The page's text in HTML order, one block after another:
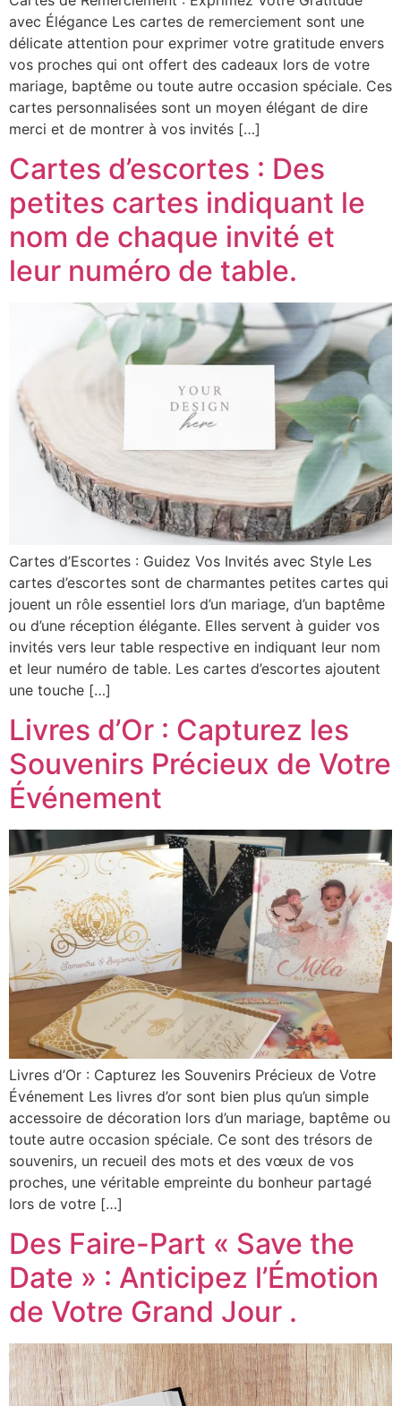
avec Élégance Les cartes de remerciement sont une
délicate attention pour exprimer votre gratitude envers
vos proches qui ont offert des cadeaux lors de votre
mariage, baptême ou toute autre occasion spéciale. Ces
cartes personnalisées sont un moyen élégant de dire
merci et de montrer à vos invités […]
Cartes d’escortes : Des
petites cartes indiquant le
nom de chaque invité et
leur numéro de table.
Cartes d’Escortes : Guidez Vos Invités avec Style Les
cartes d’escortes sont de charmantes petites cartes qui
jouent un rôle essentiel lors d’un mariage, d’un baptême
ou d’une réception élégante. Elles servent à guider vos
invités vers leur table respective en indiquant leur nom
et leur numéro de table. Les cartes d’escortes ajoutent
une touche […]
Livres d’Or : Capturez les
Souvenirs Précieux de Votre
Événement
Livres d’Or : Capturez les Souvenirs Précieux de Votre
Événement Les livres d’or sont bien plus qu’un simple
accessoire de décoration lors d’un mariage, baptême ou
toute autre occasion spéciale. Ce sont des trésors de
souvenirs, un recueil des mots et des vœux de vos
proches, une véritable empreinte du bonheur partagé
lors de votre […]
Des Faire-Part « Save the
Date » : Anticipez l’Émotion
de Votre Grand Jour .